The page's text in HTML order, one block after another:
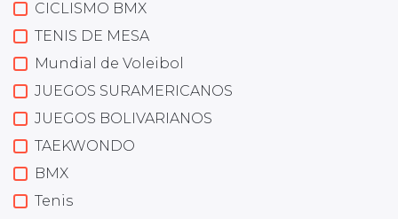
CICLISMO BMX
TENIS DE MESA
Mundial de Voleibol
JUEGOS SURAMERICANOS
JUEGOS BOLIVARIANOS
TAEKWONDO
BMX
Tenis